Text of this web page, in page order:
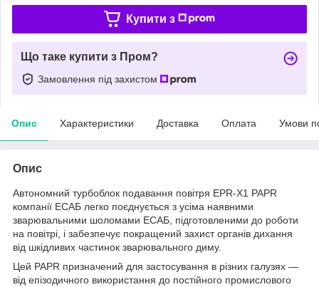
Купити з
Що таке купити з Пром?
Замовлення під захистом
Опис Характеристики Доставка Оплата Умови
Опис
Автономний турбоблок подавання повітря EPR-X1 PAPR
компанії ЕСАБ легко поєднується з усіма наявними
зварювальними шоломами ЕСАБ, підготовленими до роботи
на повітрі, і забезпечує покращений захист органів дихання
від шкідливих частинок зварювального диму.
Цей PAPR призначений для застосування в різних галузях —
від епізодичного використання до постійного промислового